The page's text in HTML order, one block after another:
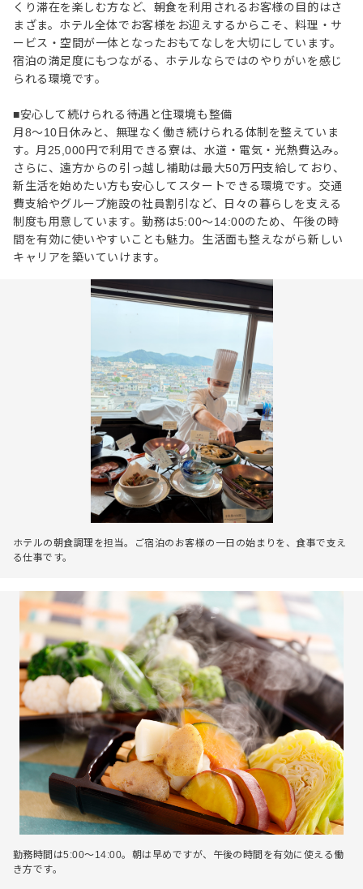
くり滞在を楽しむ方など、朝食を利用されるお客様の目的はさ
まざま。ホテル全体でお客様をお迎えするからこそ、料理・サ
ービス・空間が一体となったおもてなしを大切にしています。
宿泊の満足度にもつながる、ホテルならではのやりがいを感じ
られる環境です。
■安心して続けられる待遇と住環境も整備
月8～10日休みと、無理なく働き続けられる体制を整えていま
す。月25,000円で利用できる寮は、水道・電気・光熱費込み。
さらに、遠方からの引っ越し補助は最大50万円支給しており、
新生活を始めたい方も安心してスタートできる環境です。交通
費支給やグループ施設の社員割引など、日々の暮らしを支える
制度も用意しています。勤務は5:00～14:00のため、午後の時
間を有効に使いやすいことも魅力。生活面も整えながら新しい
キャリアを築いていけます。
ホテルの朝食調理を担当。ご宿泊のお客様の一日の始まりを、食事で支え
る仕事です。
勤務時間は5:00～14:00。朝は早めですが、午後の時間を有効に使える働
き方です。